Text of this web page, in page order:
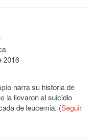
2016
narra su historia de
la llevaron al suicidio
de leucemia. (Seguir